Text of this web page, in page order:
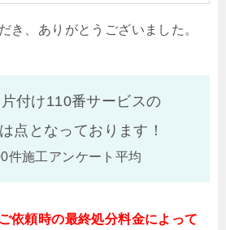
き、ありがとうございました。
付け110番サービスの
点となっております！
件施工アンケート平均
依頼時の最終処分料金によって